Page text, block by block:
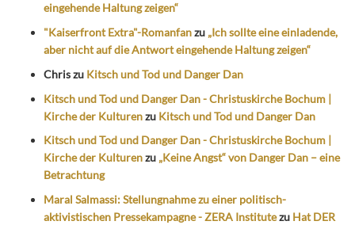
eingehende Haltung zeigen“
"Kaiserfront Extra"-Romanfanzu „Ich sollte eine einladende,
aber nicht auf die Antwort eingehende Haltung zeigen“
Chriszu Kitsch und Tod und Danger Dan
Kitsch und Tod und Danger Dan - Christuskirche Bochum |
Kirche der Kulturenzu Kitsch und Tod und Danger Dan
Kitsch und Tod und Danger Dan - Christuskirche Bochum |
Kirche der Kulturenzu „Keine Angst“ von Danger Dan – eine
Betrachtung
Maral Salmassi: Stellungnahme zu einer politisch-
aktivistischen Pressekampagne - ZERA Institutezu Hat DER